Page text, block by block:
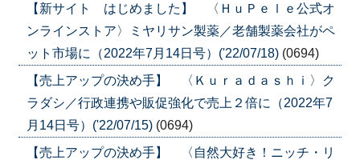
【新サイト はじめました】 〈ＨｕＰｅｌｅ公式オ
ンラインストア〉ミヤリサン製薬／老舗製薬会社がペ
ット市場に（2022年7月14日号）('22/07/18) (0694)
【売上アップの決め手】 〈Ｋｕｒａｄａｓｈｉ〉ク
ラダシ／行政連携や販促強化で売上２倍に（2022年7
月14日号）('22/07/15) (0694)
【売上アップの決め手】 〈自然大好き！ニッチ・リ